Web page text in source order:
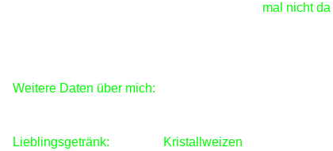
mal nicht da
Weitere Daten über mich:
Lieblingsgetränk:
Kristallweizen